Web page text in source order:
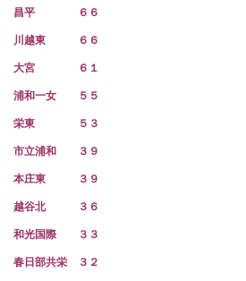
昌平 ６６
川越東 ６６
大宮 ６１
浦和一女 ５５
栄東 ５３
市立浦和 ３９
本庄東 ３９
越谷北 ３６
和光国際 ３３
春日部共栄 ３２